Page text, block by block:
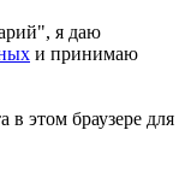
я даю
и принимаю
в этом браузере для